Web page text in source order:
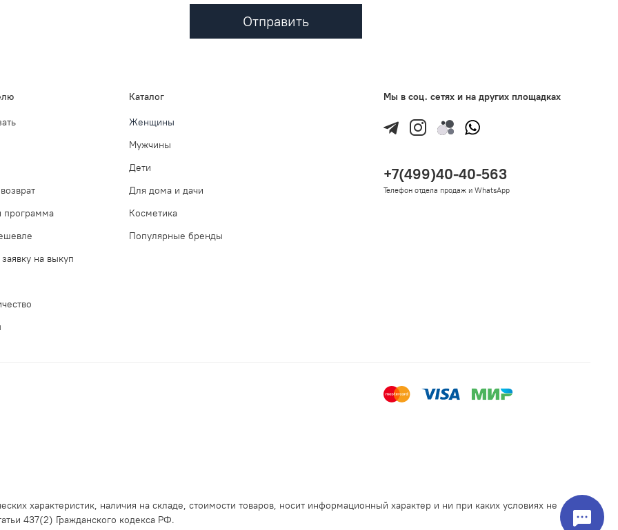
Отправить
программа
на выкуп
Каталог
Женщины
Мужчины
Дети
Для дома и дачи
Косметика
Популярные бренды
Мы в соц. сетях и на других площадках
+7(499)40-40-563
Телефон отдела продаж и WhatsApp
характеристик, наличия на складе, стоимости товаров, носит информационный характер и ни при каких условиях не
437(2) Гражданского кодекса РФ.